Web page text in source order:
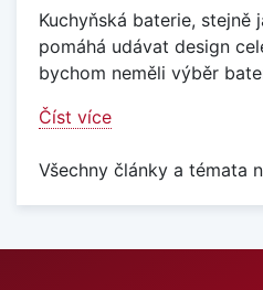
Kuchyňská baterie, stejně
pomáhá udávat design
bychom neměli výběr
Číst více
Všechny články a témata